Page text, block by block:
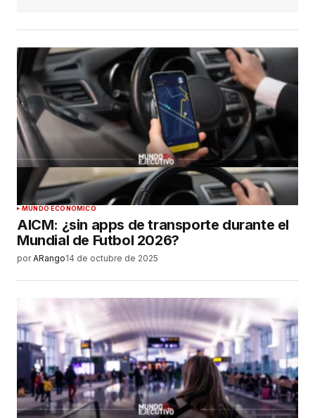
MUNDO ECONÓMICO
AICM: ¿sin apps de transporte durante el
Mundial de Futbol 2026?
por ARango14 de octubre de 2025